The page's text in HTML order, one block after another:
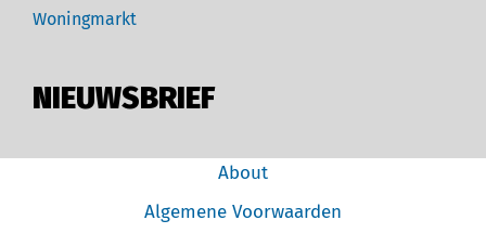
Woningmarkt
NIEUWSBRIEF
About
Algemene Voorwaarden